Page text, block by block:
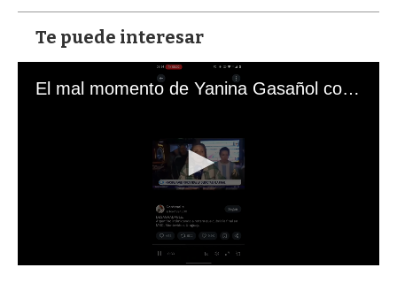
Te puede interesar
El mal momento de Yanina Gasañol con un hincha argentino en "Subrayado"